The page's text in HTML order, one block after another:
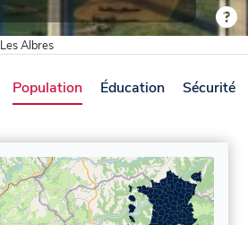
Les Albres
Population Éducation Sécurité